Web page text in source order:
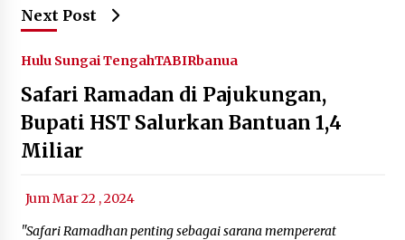
Next Post
Hulu Sungai TengahTABIRbanua
Safari Ramadan di Pajukungan,
Bupati HST Salurkan Bantuan 1,4
Miliar
Jum Mar 22 , 2024
"Safari Ramadhan penting sebagai sarana mempererat